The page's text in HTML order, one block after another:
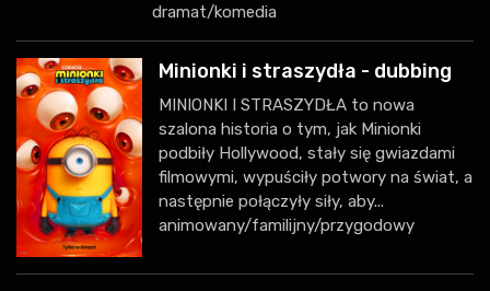
dramat/komedia
Minionki i straszydła - dubbing
MINIONKI I STRASZYDŁA to nowa
szalona historia o tym, jak Minionki
podbiły Hollywood, stały się gwiazdami
filmowymi, wypuściły potwory na świat, a
następnie połączyły siły, aby...
animowany/familijny/przygodowy